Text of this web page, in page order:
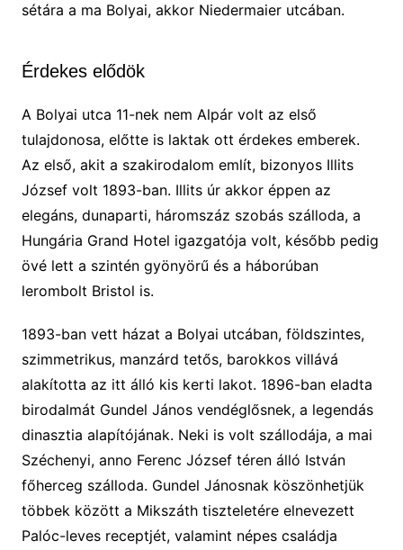
sétára a ma Bolyai, akkor Niedermaier utcában.
Érdekes elődök
A Bolyai utca 11-nek nem Alpár volt az első
tulajdonosa, előtte is laktak ott érdekes emberek.
Az első, akit a szakirodalom említ, bizonyos Illits
József volt 1893-ban. Illits úr akkor éppen az
elegáns, dunaparti, háromszáz szobás szálloda, a
Hungária Grand Hotel igazgatója volt, később pedig
övé lett a szintén gyönyörű és a háborúban
lerombolt Bristol is.
1893-ban vett házat a Bolyai utcában, földszintes,
szimmetrikus, manzárd tetős, barokkos villává
alakította az itt álló kis kerti lakot. 1896-ban eladta
birodalmát Gundel János vendéglősnek, a legendás
dinasztia alapítójának. Neki is volt szállodája, a mai
Széchenyi, anno Ferenc József téren álló István
főherceg szálloda. Gundel Jánosnak köszönhetjük
többek között a Mikszáth tiszteletére elnevezett
Palóc-leves receptjét, valamint népes családja